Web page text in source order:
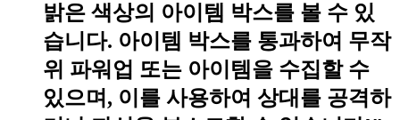
밝은 색상의 아이템 박스를 볼 수 있
습니다. 아이템 박스를 통과하여 무작
위 파워업 또는 아이템을 수집할 수
있으며, 이를 사용하여 상대를 공격하